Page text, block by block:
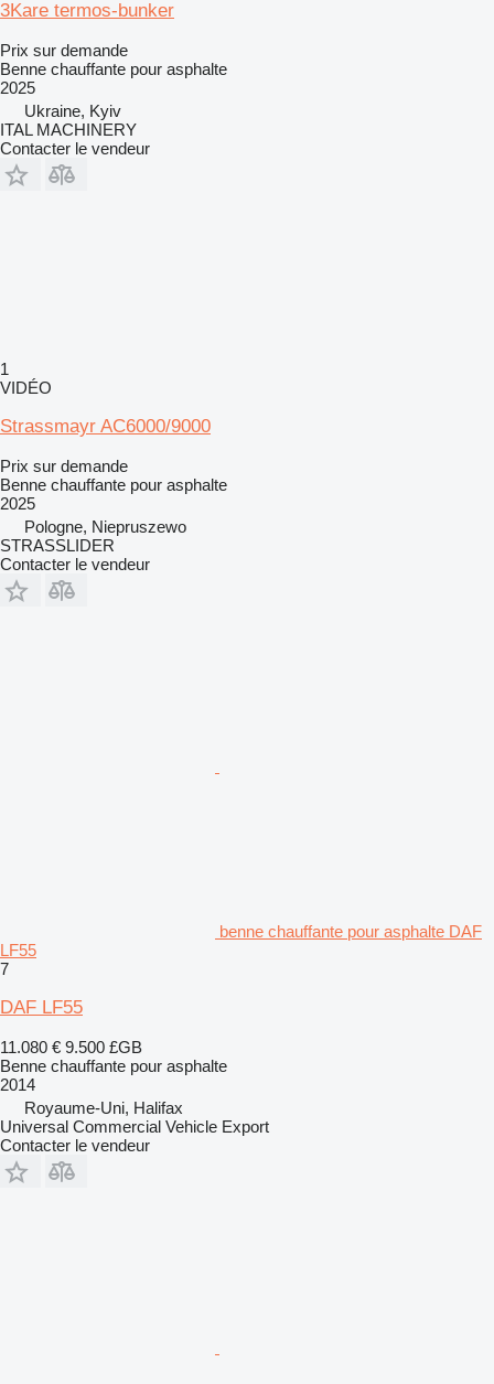
3Kare termos-bunker
Prix sur demande
Benne chauffante pour asphalte
2025
Ukraine, Kyiv
ITAL MACHINERY
Contacter le vendeur
1
VIDÉO
Strassmayr AC6000/9000
Prix sur demande
Benne chauffante pour asphalte
2025
Pologne, Niepruszewo
STRASSLIDER
Contacter le vendeur
benne chauffante pour asphalte DAF
LF55
7
DAF LF55
11.080 € 9.500 £GB
Benne chauffante pour asphalte
2014
Royaume-Uni, Halifax
Universal Commercial Vehicle Export
Contacter le vendeur